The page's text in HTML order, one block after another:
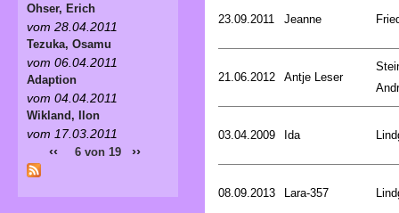
23.09.2011 Jeanne
21.06.2012 Antje Leser
03.04.2009 Ida
08.09.2013 Lara-357
Ohser, Erich
vom 28.04.2011
Tezuka, Osamu
vom 06.04.2011
Adaption
vom 04.04.2011
Wikland, Ilon
vom 17.03.2011
‹‹ 6 von 19 ››